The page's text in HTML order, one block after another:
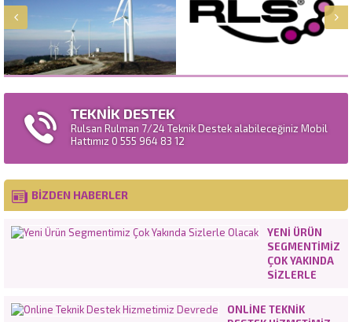
TEKNİK DESTEK
Rulsan Rulman 7/24 Teknik Destek alabileceğiniz Mobil
Hattımız 0 555 964 83 12
BİZDEN HABERLER
YENI ÜRÜN
SEGMENTIMIZ
ÇOK YAKINDA
SIZLERLE
ONLINE TEKNIK